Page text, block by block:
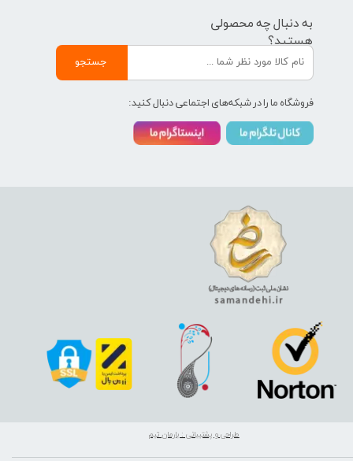
طراحی و پشتیبانی : بارمان تیم
به دنبال چه محصولی
هستید؟
جستجو
فروشگاه ما را در شبکه‌های اجتماعی دنبال کنید: